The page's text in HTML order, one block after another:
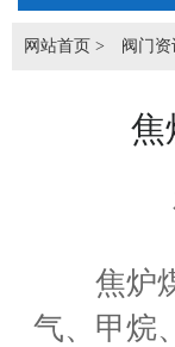
网站首页 > 阀门资
焦
焦炉煤
气、甲烷